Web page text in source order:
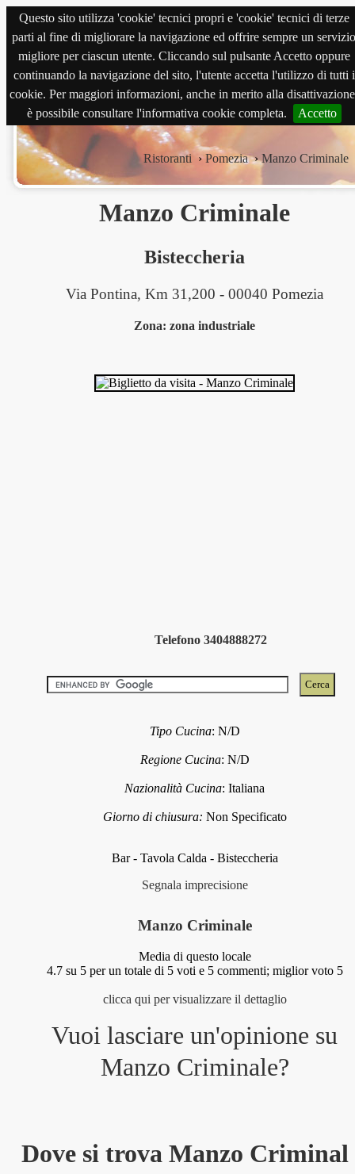
Questo sito utilizza 'cookie' tecnici propri e 'cookie' tecnici di terze
parti al fine di migliorare la navigazione ed offrire sempre un servizio
migliore per ciascun utente. Cliccando sul pulsante Accetto oppure
continuando la navigazione del sito, l'utente accetta l'utilizzo di tutti i
cookie. Per maggiori informazioni, anche in merito alla
è possibile consultare l'informativa cookie completa.
Accetto
magnabene.com
Ristoranti ›Pomezia ›Manzo Criminale
Manzo Criminale
Bisteccheria
Via Pontina, Km 31,200 - 00040 Pomezia
Zona: zona industriale
Telefono 3404888272
Tipo Cucina: N/D
Regione Cucina: N/D
Nazionalità Cucina:Italiana
Giorno di chiusura: Non Specificato
Bar - Tavola Calda - Bisteccheria
Segnala imprecisione
Manzo Criminale
Media di questo locale
4.7su 5 per un totale di 5voti e 5commenti; miglior voto 5
clicca qui per visualizzare il dettaglio
Vuoi lasciare un'opinione su
Manzo Criminale?
Dove si trova Manzo